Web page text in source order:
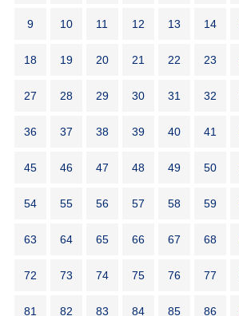
9 10 11 12 13 14
18 19 20 21 22 23
27 28 29 30 31 32
36 37 38 39 40 41
45 46 47 48 49 50
54 55 56 57 58 59
63 64 65 66 67 68
72 73 74 75 76 77
81 82 83 84 85 86